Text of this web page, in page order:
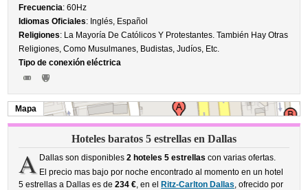
Frecuencia: 60Hz
Idiomas Oficiales: Inglés, Español
Religiones: La Mayoría De Católicos Y Protestantes. También Hay Otras
Religiones, Como Musulmanes, Budistas, Judíos, Etc.
Tipo de conexión eléctrica
Mapa
Hoteles baratos 5 estrellas en Dallas
A Dallas son disponibles 2 hoteles 5 estrellas con varias ofertas.
El precio mas bajo por noche encontrado al momento en un hotel
5 estrellas a Dallas es de234 €, en el Ritz-Carlton Dallas, ofrecido por